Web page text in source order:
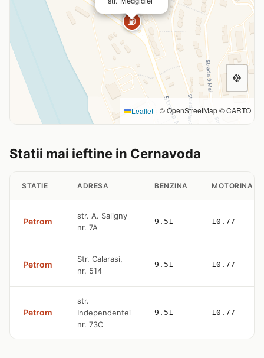
⛽
Leaflet | © OpenStreetMap © CARTO
Statii mai ieftine in Cernavoda
STATIE ADRESA BENZINA MOTORINA
Petrom
str. A. Saligny
nr. 7A
9.51 10.77
Petrom
Str. Calarasi,
nr. 514
9.51 10.77
Petrom
str.
Independentei
nr. 73C
9.51 10.77